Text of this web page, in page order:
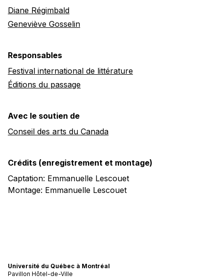
Diane Régimbald
Geneviève Gosselin
Responsables
Festival international de littérature
Éditions du passage
Avec le soutien de
Conseil des arts du Canada
Crédits (enregistrement et montage)
Captation: Emmanuelle Lescouet
Montage: Emmanuelle Lescouet
Université du Québec à Montréal
Pavillon Hôtel-de-Ville